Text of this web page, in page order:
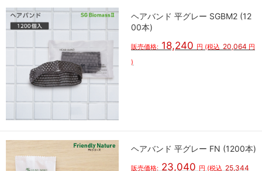
ヘアバンド 平グレー SGBM2 (12
00本)
販売価格: 18,240 円 (税込 20,064 円
)
ヘアバンド 平グレー FN (1200本)
販売価格: 23,040 円 (税込 25,344